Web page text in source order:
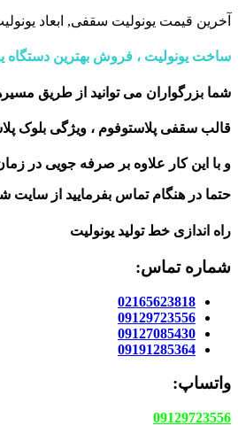
آخرین قیمت یونولیت سقفی, ابعاد
ساخت یونولیت ، فروش بهترین دستگاه
شما بزرگواران می توانید از طریق
قالب سقفی پلاستوفوم ، ویژگی بلوک
و با این کار علاوه بر صرفه جویی در
حتما در هنگام تماس بفرمایید از
راه اندازی خط تولید یونولیت
شماره تماس:
02165623818
09129723556
09127085430
09191285364
واتساپ:
09129723556